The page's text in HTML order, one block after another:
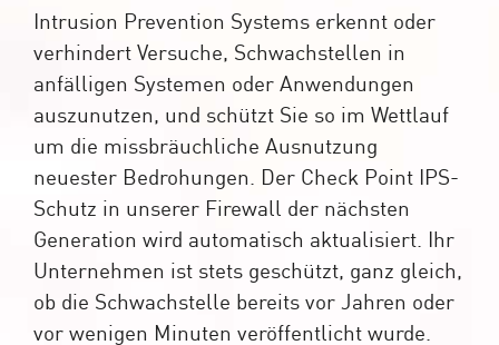
Intrusion Prevention Systems erkennt oder
verhindert Versuche, Schwachstellen in
anfälligen Systemen oder Anwendungen
auszunutzen, und schützt Sie so im Wettlauf
um die missbräuchliche Ausnutzung
neuester Bedrohungen. Der Check Point IPS-
Schutz in unserer Firewall der nächsten
Generation wird automatisch aktualisiert. Ihr
Unternehmen ist stets geschützt, ganz gleich,
ob die Schwachstelle bereits vor Jahren oder
vor wenigen Minuten veröffentlicht wurde.